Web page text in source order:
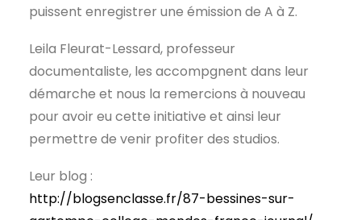
puissent enregistrer une émission de A à Z.
Leila Fleurat-Lessard, professeur
documentaliste, les accompgnent dans leur
démarche et nous la remercions à nouveau
pour avoir eu cette initiative et ainsi leur
permettre de venir profiter des studios.
Leur blog :
http://blogsenclasse.fr/87-bessines-sur-